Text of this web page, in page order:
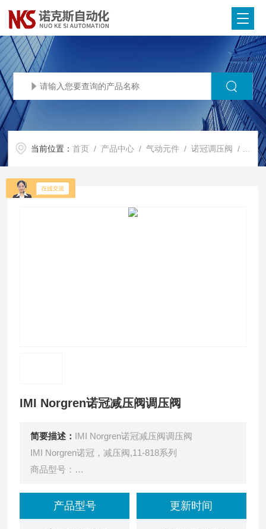
当前位置：首页 / 产品中心 /气动元件 /诺冠调压阀 / 11-818-991IMI Norgren诺冠减压阀调压阀
IMI Norgren诺冠减压阀调压阀
简要描述： IMI Norgren诺冠减压阀调压阀
IMI Norgren诺冠，减压阀,11-818系列
商品型号：
订货号：
32ZR1011
产品型号 更新时间